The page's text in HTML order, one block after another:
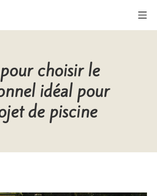
choisir le
idéal pour
de piscine